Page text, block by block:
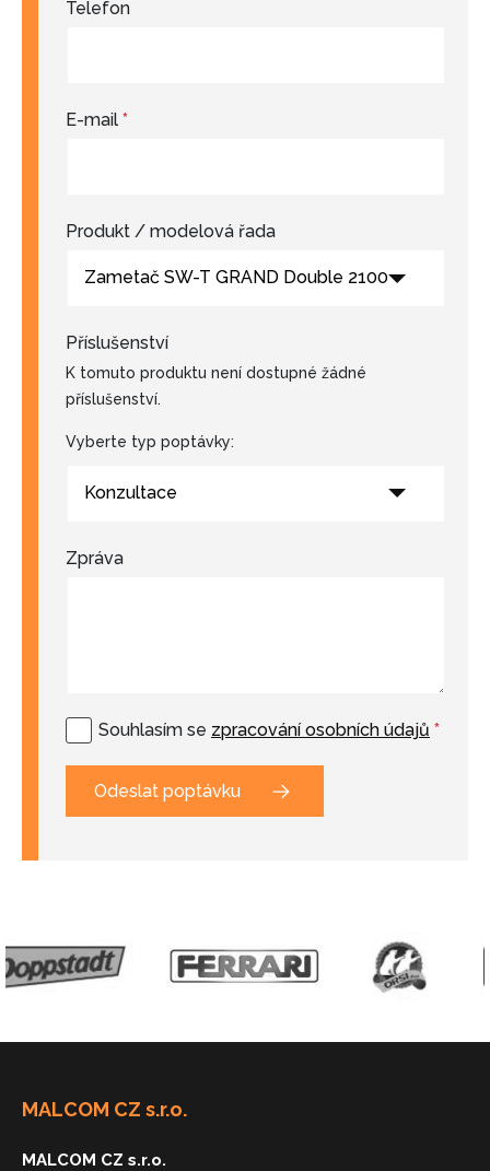
Telefon
E-mail *
Produkt / modelová řada
Zametač SW-T GRAND Double 2100
Příslušenství
K tomuto produktu není dostupné žádné
příslušenství.
Vyberte typ poptávky:
Konzultace
Zpráva
Souhlasím se zpracování osobních údajů *
Odeslat poptávku
MALCOM CZ s.r.o.
MALCOM CZ s.r.o.